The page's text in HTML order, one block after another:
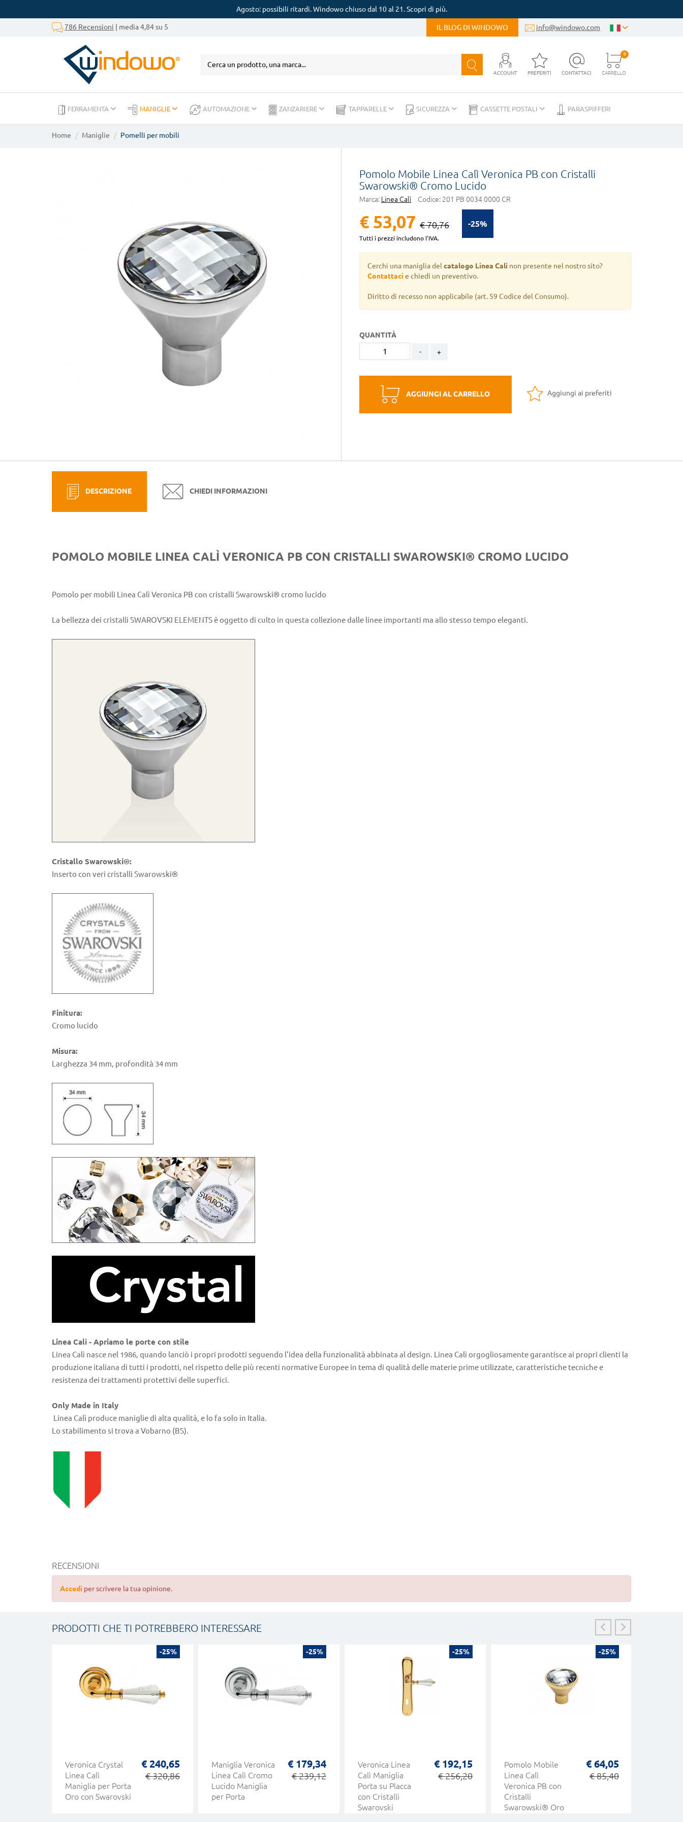
Agosto: possibili ritardi. Windowo chiuso dal 10 al 21. Scopri di più.
786 Recensioni | media 4,84 su 5 IL BLOG DI WINDOWO info@windowo.com
ACCOUNT PREFERITI CONTATTACI CARRELLO
0
FERRAMENTA MANIGLIE AUTOMAZIONE ZANZARIERE TAPPARELLE SICUREZZA CASSETTE POSTALI PARASPIFFERI
Home Maniglie Pomelli per mobili
Pomolo Mobile Linea Calì Veronica PB con Cristalli
Swarowski® Cromo Lucido
Marca: Linea Calì Codice: 201 PB 0034 0000 CR
-25%
€ 53,07 € 70,76
Tutti i prezzi includono l'IVA.
Cerchi una maniglia del catalogo Linea Calì non presente nel nostro sito?
Contattacie chiedi un preventivo.
Diritto di recesso non applicabile (art. 59 Codice del Consumo).
QUANTITÀ
- +
AGGIUNGI AL CARRELLO Aggiungi ai preferiti
DESCRIZIONE CHIEDI INFORMAZIONI
POMOLO MOBILE LINEA CALÌ VERONICA PB CON CRISTALLI SWAROWSKI® CROMO LUCIDO
Pomolo per mobili Linea Calì Veronica PB con cristalli Swarowski® cromo lucido
La bellezza dei cristalli SWAROVSKI ELEMENTS è oggetto di culto in questa collezione dalle linee importanti ma allo stesso tempo eleganti.
Cristallo Swarowski®:
Inserto con veri cristalli Swarowski®
Finitura:
Cromo lucido
Misura:
Larghezza 34 mm, profondità 34 mm
Linea Calì - Apriamo le porte con stile
Linea Calì nasce nel 1986, quando lanciò i propri prodotti seguendo l’idea della funzionalità abbinata al design. Linea Calì orgogliosamente garantisce ai propri clienti la
produzione italiana di tutti i prodotti, nel rispetto delle più recenti normative Europee in tema di qualità delle materie prime utilizzate, caratteristiche tecniche e
resistenza dei trattamenti protettivi delle superfici.
Only Made in Italy
Linea Calì produce maniglie di alta qualità, e lo fa solo in Italia.
Lo stabilimento si trova a Vobarno (BS).
RECENSIONI
Accedi per scrivere la tua opinione.
PRODOTTI CHE TI POTREBBERO INTERESSARE
-25%
Veronica Crystal
Linea Calì
Maniglia per Porta
Oro con Swarovski
€ 240,65
€ 320,86
-25%
Maniglia Veronica
Linea Calì Cromo
Lucido Maniglia
per Porta
€ 179,34
€ 239,12
-25%
Veronica Linea
Calì Maniglia
Porta su Placca
con Cristalli
Swarovski
€ 192,15
€ 256,20
-25%
Pomolo Mobile
Linea Calì
Veronica PB con
Cristalli
Swarowski® Oro
€ 64,05
€ 85,40